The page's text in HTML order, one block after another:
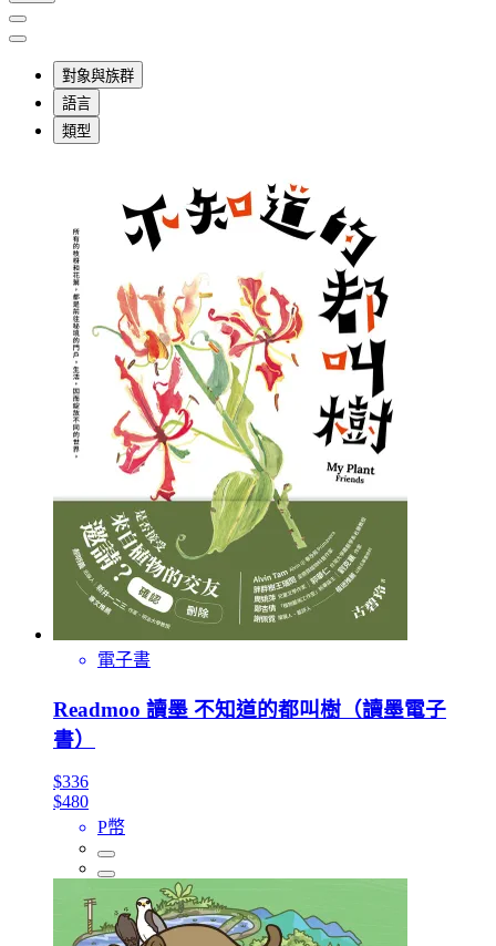
對象與族群
語言
類型
電子書
Readmoo 讀墨 不知道的都叫樹（讀墨電子
書）
$336
$480
P幣